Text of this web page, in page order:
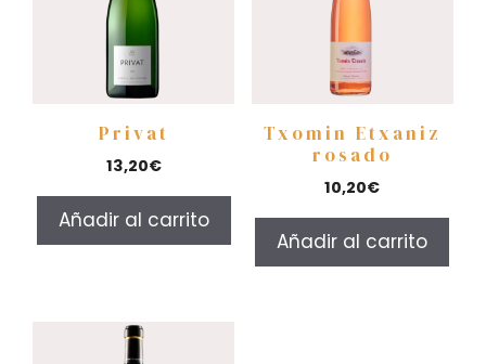
Privat
13,20€
Añadir al carrito
Txomin Etxaniz
rosado
10,20€
Añadir al carrito